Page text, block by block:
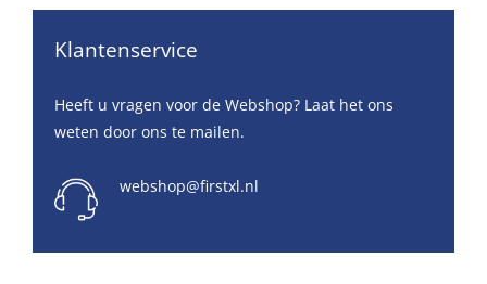
Klantenservice
Heeft u vragen voor de Webshop? Laat het ons
weten door ons te mailen.
webshop@firstxl.nl